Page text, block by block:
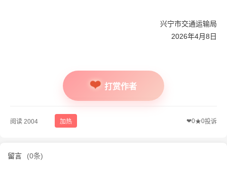
兴宁市交通运输局
2026年4月8日
打赏作者
阅读 2004 加热 ❤0★0投诉
留言 (0条)